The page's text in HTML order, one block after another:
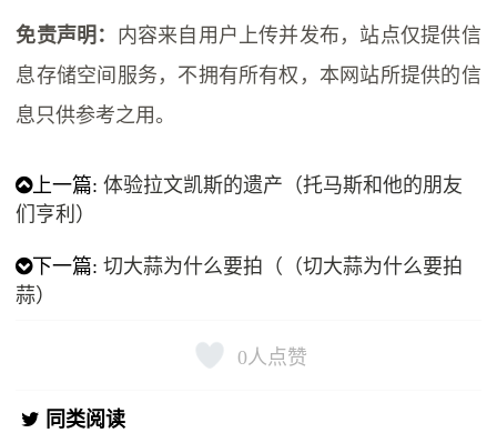
免责声明： 内容来自用户上传并发布，站点仅提供信
息存储空间服务，不拥有所有权，本网站所提供的信
息只供参考之用。
上一篇:体验拉文凯斯的遗产（托马斯和他的朋友
们亨利）
下一篇:切大蒜为什么要拍（（切大蒜为什么要拍
蒜）
0人点赞
同类阅读